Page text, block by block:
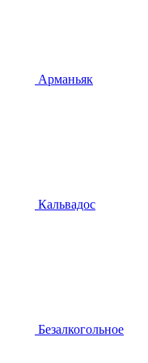
Арманьяк
Кальвадос
Безалкогольное